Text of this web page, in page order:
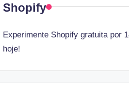
Shopify
Experimente Shopify gratuita por
hoje!